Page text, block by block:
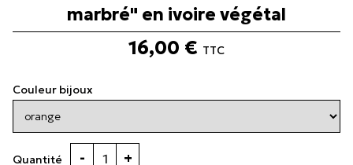
marbré" en ivoire végétal
16,00 € TTC
Couleur bijoux
Quantité - +